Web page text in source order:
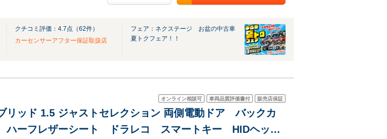
クチコミ評価： 4.7点（62件）
カーセンサーアフター保証取扱店
フェア：ネクステージ お盆の中古車
夏トクフェア！！
オンライン相談可 車両品質評価書付 販売店保証
リッド 1.5 ジャストセレクション 両側電動ドア バックカ
ーフレザーシート ドラレコ スマートキー HIDヘッ